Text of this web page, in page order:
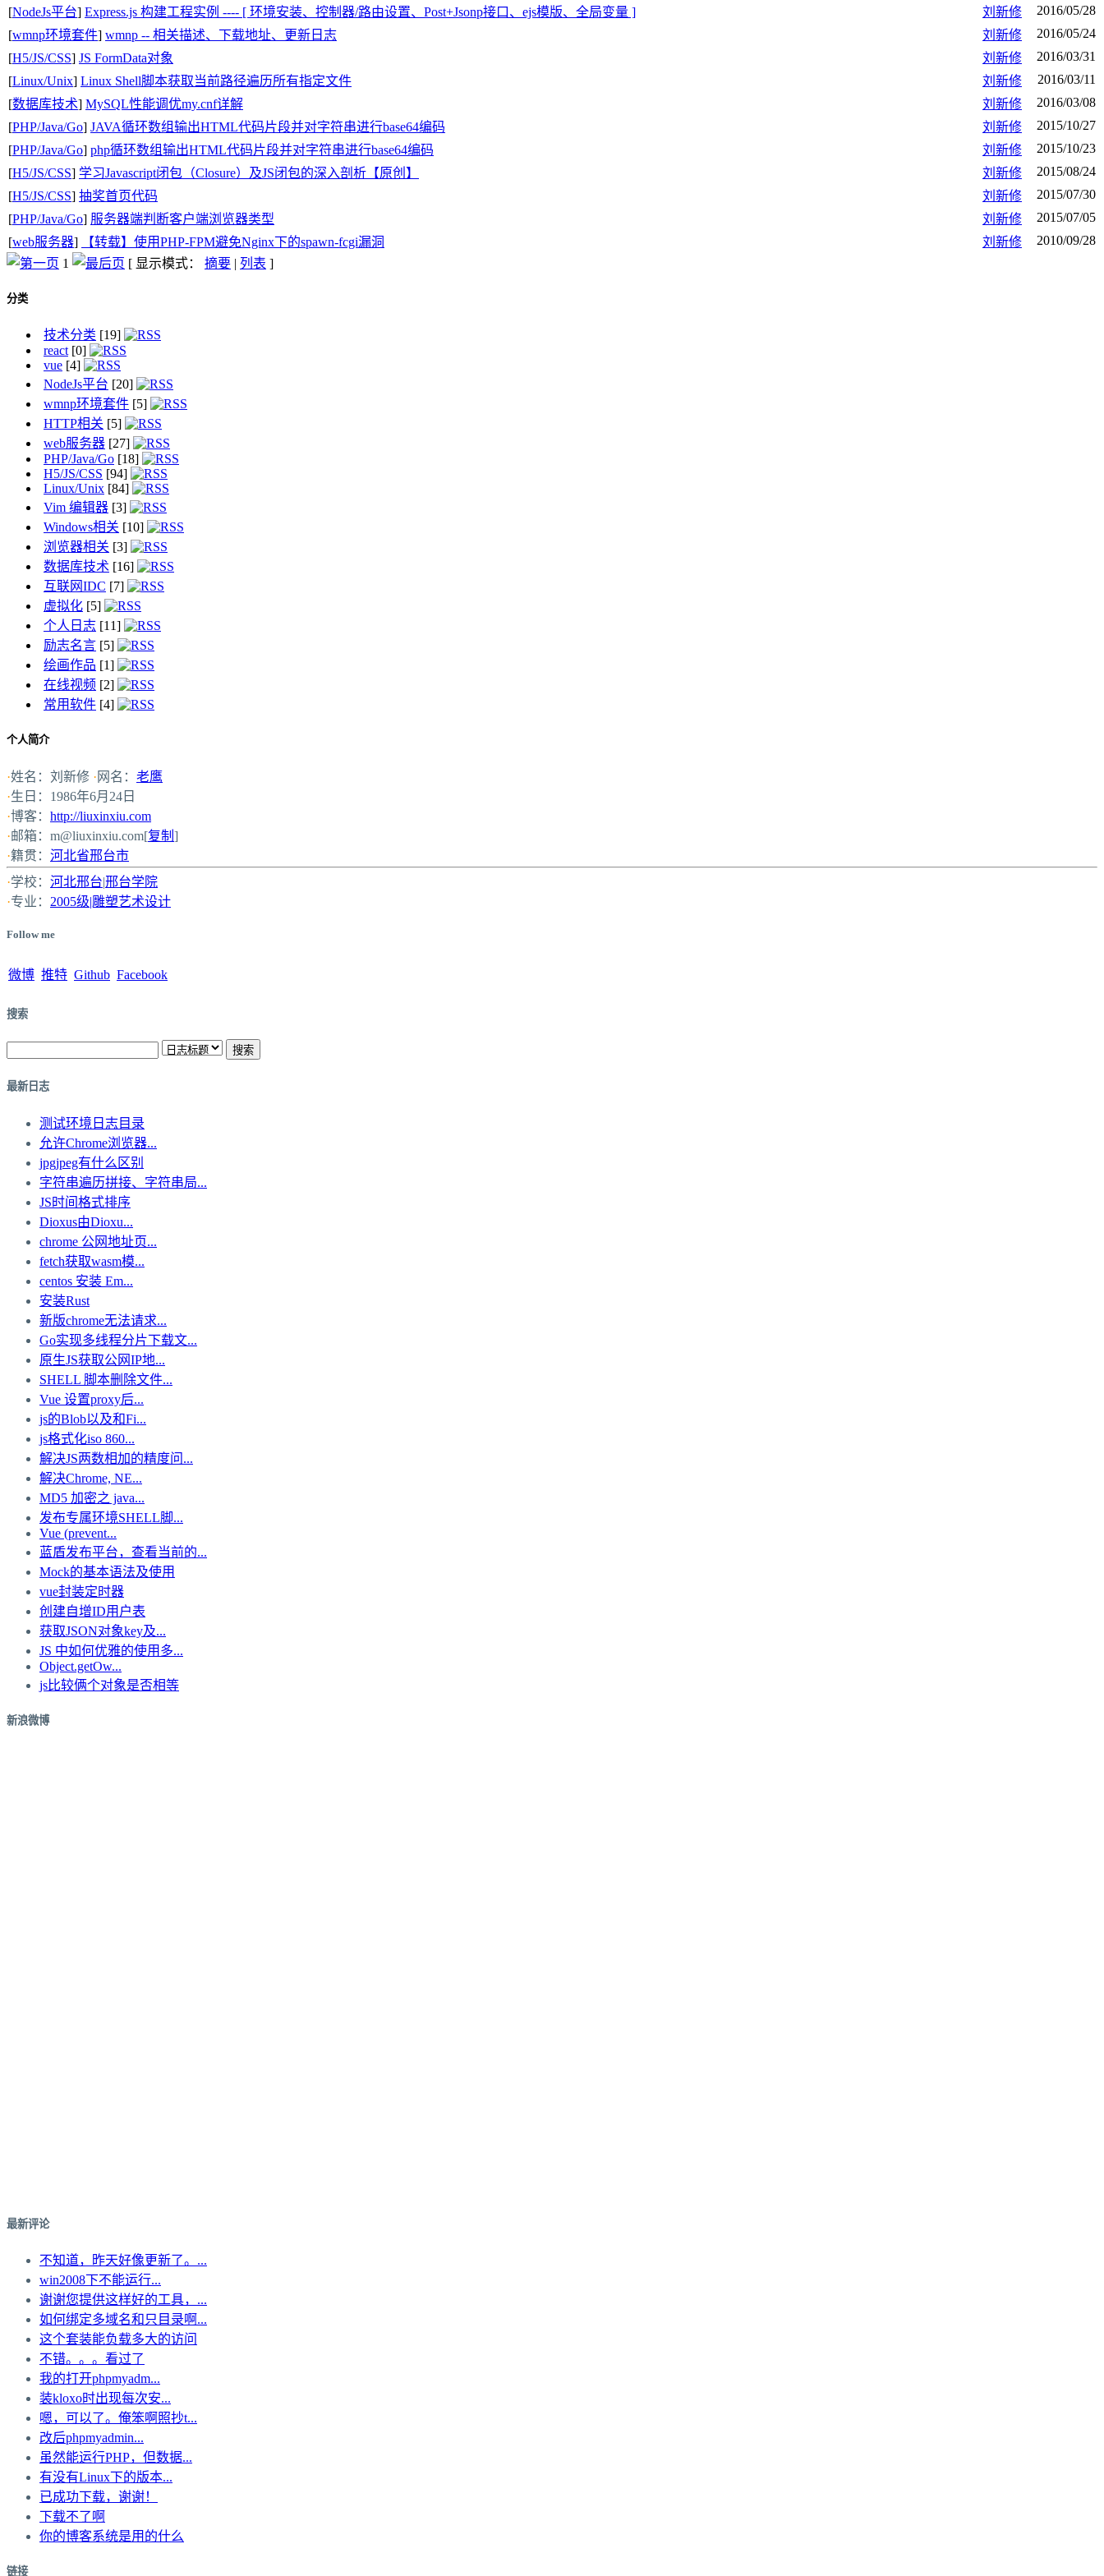
[NodeJs平台] Express.js 构建工程实例 ---- [ 环境安装、控制器/路由设置、Post+Jsonp接口、ejs模版、全局变量 ] 刘新修
2016/05/28
[wmnp环境套件] wmnp -- 相关描述、下载地址、更新日志 刘新修
2016/05/24
[H5/JS/CSS] JS FormData对象 刘新修
2016/03/31
[Linux/Unix] Linux Shell脚本获取当前路径遍历所有指定文件 刘新修
2016/03/11
[数据库技术] MySQL性能调优my.cnf详解 刘新修
2016/03/08
[PHP/Java/Go] JAVA循环数组输出HTML代码片段并对字符串进行base64编码 刘新修
2015/10/27
[PHP/Java/Go] php循环数组输出HTML代码片段并对字符串进行base64编码 刘新修
2015/10/23
[H5/JS/CSS] 学习Javascript闭包（Closure）及JS闭包的深入剖析【原创】 刘新修
2015/08/24
[H5/JS/CSS] 抽奖首页代码 刘新修
2015/07/30
[PHP/Java/Go] 服务器端判断客户端浏览器类型 刘新修
2015/07/05
[web服务器] 【转载】使用PHP-FPM避免Nginx下的spawn-fcgi漏洞 刘新修
2010/09/28
1
[ 显示模式： 摘要 | 列表 ]
分类
技术分类 [19]
react [0]
vue [4]
NodeJs平台 [20]
wmnp环境套件 [5]
HTTP相关 [5]
web服务器 [27]
PHP/Java/Go [18]
H5/JS/CSS [94]
Linux/Unix [84]
Vim 编辑器 [3]
Windows相关 [10]
浏览器相关 [3]
数据库技术 [16]
互联网IDC [7]
虚拟化 [5]
个人日志 [11]
励志名言 [5]
绘画作品 [1]
在线视频 [2]
常用软件 [4]
个人简介
·姓名：刘新修 · 网名： 老鹰
·生日：1986年6月24日
·博客： http://liuxinxiu.com
·邮箱： m@liuxinxiu.com[复制 ]
·籍贯： 河北省邢台市
·学校： 河北邢台|邢台学院
·专业： 2005级|雕塑艺术设计
Follow me
微博 推特 Github Facebook
搜索
最新日志
测试环境日志目录
允许Chrome浏览器...
jpgjpeg有什么区别
字符串遍历拼接、字符串局...
JS时间格式排序
Dioxus由Dioxu...
chrome 公网地址页...
fetch获取wasm模...
centos 安装 Em...
安装Rust
新版chrome无法请求...
Go实现多线程分片下载文...
原生JS获取公网IP地...
SHELL 脚本删除文件...
Vue 设置proxy后...
js的Blob以及和Fi...
js格式化iso 860...
解决JS两数相加的精度问...
解决Chrome, NE...
MD5 加密之 java...
发布专属环境SHELL脚...
Vue (prevent...
蓝盾发布平台，查看当前的...
Mock的基本语法及使用
vue封装定时器
创建自增ID用户表
获取JSON对象key及...
JS 中如何优雅的使用多...
Object.getOw...
js比较俩个对象是否相等
新浪微博
最新评论
不知道，昨天好像更新了。...
win2008下不能运行...
谢谢您提供这样好的工具，...
如何绑定多域名和只目录啊...
这个套装能负载多大的访问
不错。。。看过了
我的打开phpmyadm...
装kloxo时出现每次安...
嗯，可以了。俺笨啊照抄t...
改后phpmyadmin...
虽然能运行PHP，但数据...
有没有Linux下的版本...
已成功下载，谢谢！
下载不了啊
你的博客系统是用的什么
链接